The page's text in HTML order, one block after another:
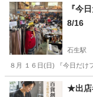
兵庫 宝塚市 宝塚
『今
8/16
石生駅
８月 １６日(日) 『今日
兵庫 丹波市 石生駅
★出店